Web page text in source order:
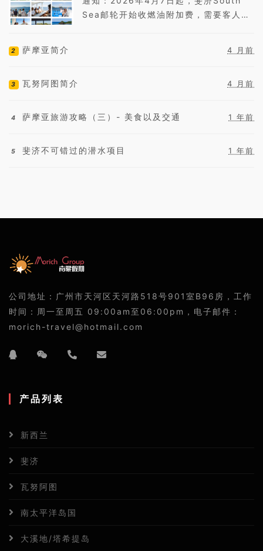
Sea邮轮开始收燃油附加费，需要客人码
2 萨摩亚简介 4 月前
3 瓦努阿图简介 4 月前
4 萨摩亚旅游攻略（三）- 美食以及交通 1 年前
5 斐济不可错过的潜水项目 1 年前
公司地址：广州市天河区天河路518号901室B96房，工作
时间：周一至周五 09:00am至06:00pm，电子邮件：
morich-travel@hotmail.com
产品列表
新西兰
斐济
瓦努阿图
南太平洋岛国
大溪地/塔希提岛